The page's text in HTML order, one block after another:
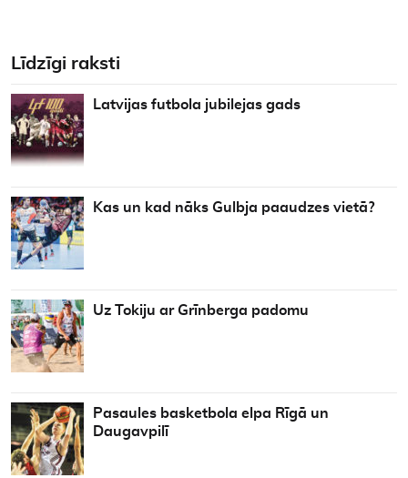
Līdzīgi raksti
Latvijas futbola jubilejas gads
Kas un kad nāks Gulbja paaudzes vietā?
Uz Tokiju ar Grīnberga padomu
Pasaules basketbola elpa Rīgā un
Daugavpilī